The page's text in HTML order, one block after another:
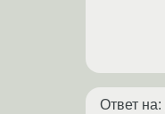
Ответ на: